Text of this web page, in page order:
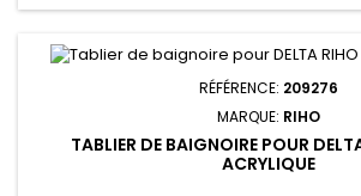
RÉFÉRENCE: 209276
MARQUE: RIHO
TABLIER DE BAIGNOIRE POUR
ACRYLIQUE